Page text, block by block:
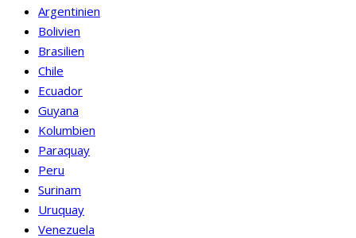
Argentinien
Bolivien
Brasilien
Chile
Ecuador
Guyana
Kolumbien
Paraquay
Peru
Surinam
Uruquay
Venezuela